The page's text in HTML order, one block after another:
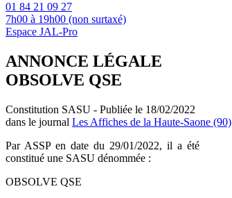
01 84 21 09 27
7h00 à 19h00 (non surtaxé)
Espace JAL-Pro
ANNONCE LÉGALE
OBSOLVE QSE
Constitution SASU - Publiée le 18/02/2022
dans le journal Les Affiches de la Haute-Saone (90)
Par ASSP en date du 29/01/2022, il a été
constitué une SASU dénommée :
OBSOLVE QSE